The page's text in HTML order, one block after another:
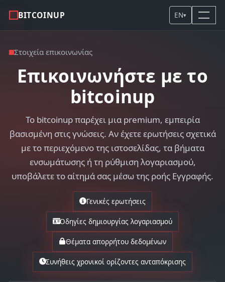
BITCOINUP EN▾
Στοιχεία επικοινωνίας
Επικοινωνήστε με το
bitcoinup
Το bitcoinup παρέχει μια premium, εμπειρία
βασισμένη στις γνώσεις. Αν έχετε ερωτήσεις σχετικά
με το περιεχόμενο της ιστοσελίδας, τα βήματα
ενσωμάτωσης ή τη ρύθμιση λογαριασμού,
υποβάλετε το αίτημά σας μέσω της ροής Εγγραφής.
Γενικές ερωτήσεις
Οδηγίες δημιουργίας λογαριασμού
Θέματα απορρήτου δεδομένων
Συνήθεις χρονικοί ορίζοντες ανταπόκρισης